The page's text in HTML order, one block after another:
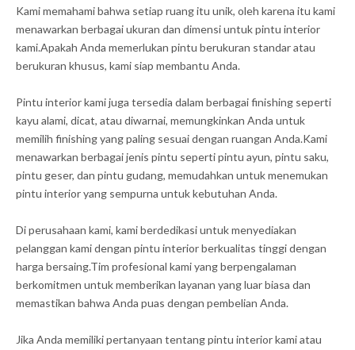
Kami memahami bahwa setiap ruang itu unik, oleh karena itu kami
menawarkan berbagai ukuran dan dimensi untuk pintu interior
kami.Apakah Anda memerlukan pintu berukuran standar atau
berukuran khusus, kami siap membantu Anda.
Pintu interior kami juga tersedia dalam berbagai finishing seperti
kayu alami, dicat, atau diwarnai, memungkinkan Anda untuk
memilih finishing yang paling sesuai dengan ruangan Anda.Kami
menawarkan berbagai jenis pintu seperti pintu ayun, pintu saku,
pintu geser, dan pintu gudang, memudahkan untuk menemukan
pintu interior yang sempurna untuk kebutuhan Anda.
Di perusahaan kami, kami berdedikasi untuk menyediakan
pelanggan kami dengan pintu interior berkualitas tinggi dengan
harga bersaing.Tim profesional kami yang berpengalaman
berkomitmen untuk memberikan layanan yang luar biasa dan
memastikan bahwa Anda puas dengan pembelian Anda.
Jika Anda memiliki pertanyaan tentang pintu interior kami atau